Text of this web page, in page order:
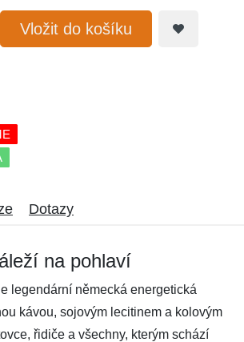
Vložit do košíku
Dotazy
na pohlaví
legendární německá energetická
kávou, sojovým lecitinem a kolovým
řidiče a všechny, kterým schází